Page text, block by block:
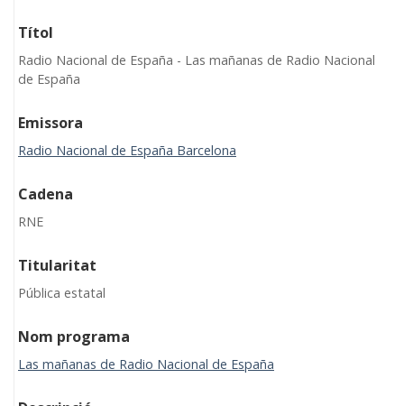
Títol
Radio Nacional de España - Las mañanas de Radio Nacional
de España
Emissora
Radio Nacional de España Barcelona
Cadena
RNE
Titularitat
Pública estatal
Nom programa
Las mañanas de Radio Nacional de España